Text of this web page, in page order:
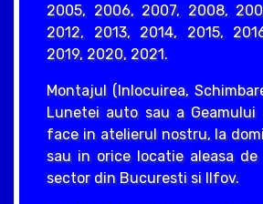
2005, 2006, 2007, 2008,
2012, 2013, 2014, 2015,
2019, 2020, 2021.
Montajul (Inlocuirea,
Lunetei auto sau a
face in atelierul nostru, la
sau in orice locatie aleasa
sector din Bucuresti si Ilfov.